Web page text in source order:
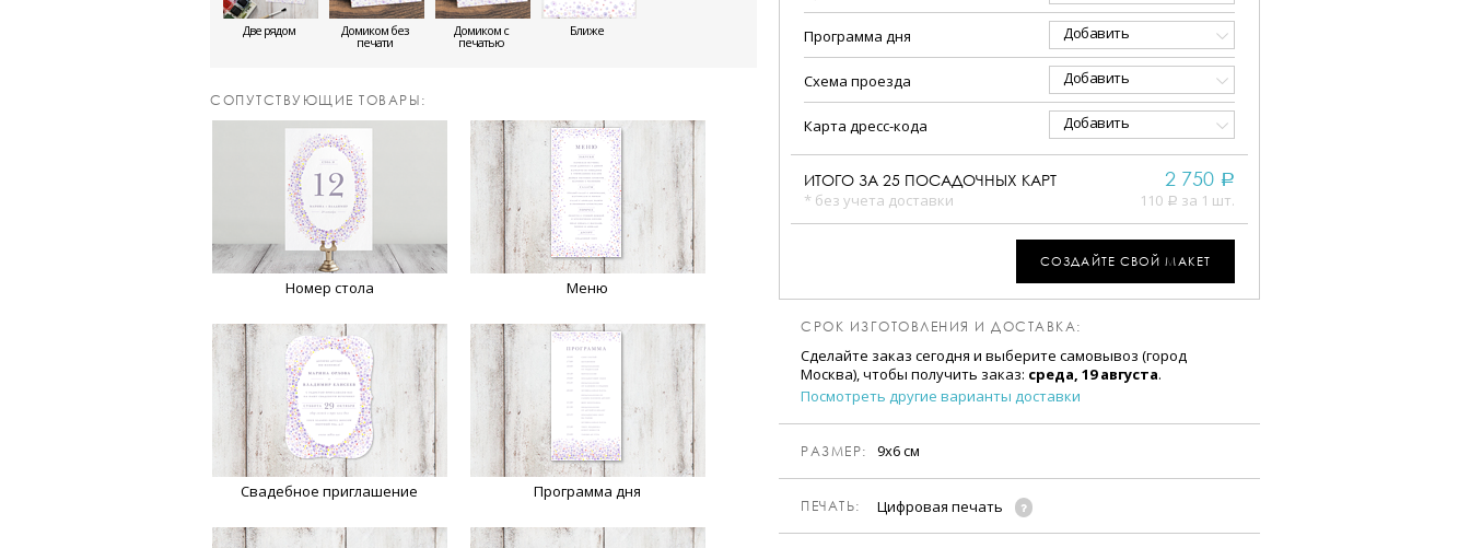
Две рядом Домиком без
печати
Домиком с
печатью
Ближе
CОПУТСТВУЮЩИЕ ТОВАРЫ:
Номер стола Меню
Свадебное приглашение Программа дня
Программа дня Добавить
Схема проезда Добавить
Карта дресс-кода Добавить
ИТОГО ЗА 25 ПОСАДОЧНЫХ КАРТ
* без учета доставки
2 750 a
110 a за 1 шт.
СОЗДАЙТЕ СВОЙ МАКЕТ
СРОК ИЗГОТОВЛЕНИЯ И ДОСТАВКА:
Сделайте заказ сегодня и выберите самовывоз (город
Москва), чтобы получить заказ: среда, 19 августа.
Посмотреть другие варианты доставки
РАЗМЕР: 9х6 см
ПЕЧАТЬ: Цифровая печать